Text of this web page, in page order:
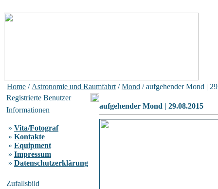
Home / Astronomie und Raumfahrt /Mond / aufgehender Mond |
Registrierte Benutzer
Informationen
» Vita/Fotograf
» Kontakte
» Equipment
» Impressum
» Datenschutzerklärung
Zufallsbild
aufgehender Mond | 29.08.2015